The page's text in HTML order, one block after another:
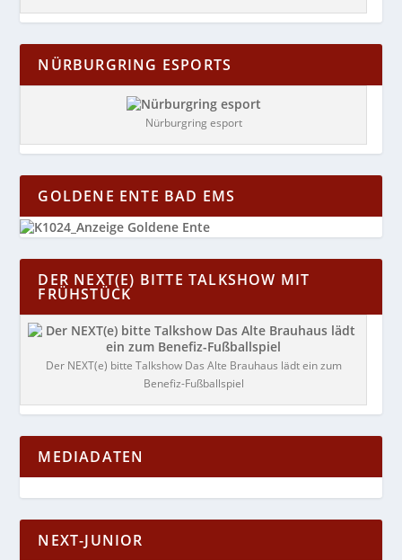
NÜRBURGRING ESPORTS
Nürburgring esport
GOLDENE ENTE BAD EMS
DER NEXT(E) BITTE TALKSHOW MIT
FRÜHSTÜCK
Der NEXT(e) bitte Talkshow Das Alte Brauhaus lädt ein zum
Benefiz-Fußballspiel
MEDIADATEN
NEXT-JUNIOR